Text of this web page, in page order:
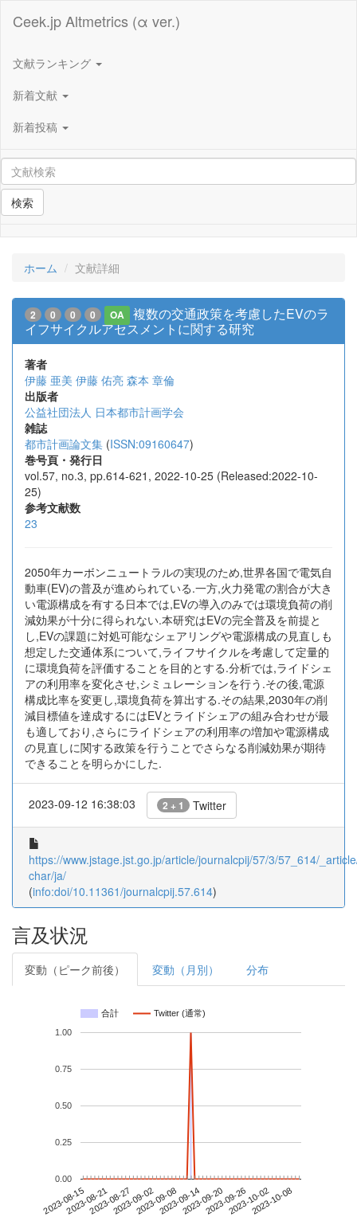
Ceek.jp Altmetrics (α ver.)
文献ランキング
新着文献
新着投稿
検索
ホーム 文献詳細
2 0 0 0 OA
複数の交通政策を考慮したEVのラ
イフサイクルアセスメントに関する研究
著者
伊藤 亜美 伊藤 佑亮 森本 章倫
出版者
公益社団法人 日本都市計画学会
雑誌
都市計画論文集 (ISSN:09160647)
巻号頁・発行日
vol.57, no.3, pp.614-621, 2022-10-25 (Released:2022-10-
25)
参考文献数
23
2050年カーボンニュートラルの実現のため,世界各国で電気自
動車(EV)の普及が進められている.一方,火力発電の割合が大き
い電源構成を有する日本では,EVの導入のみでは環境負荷の削
減効果が十分に得られない.本研究はEVの完全普及を前提と
し,EVの課題に対処可能なシェアリングや電源構成の見直しも
想定した交通体系について,ライフサイクルを考慮して定量的
に環境負荷を評価することを目的とする.分析では,ライドシェ
アの利用率を変化させ,シミュレーションを行う.その後,電源
構成比率を変更し,環境負荷を算出する.その結果,2030年の削
減目標値を達成するにはEVとライドシェアの組み合わせが最
も適しており,さらにライドシェアの利用率の増加や電源構成
の見直しに関する政策を行うことでさらなる削減効果が期待
できることを明らかにした.
2023-09-12 16:38:03 2 + 1 Twitter
https://www.jstage.jst.go.jp/article/journalcpij/57/3/57_614/
char/ja/
(info:doi/10.11361/journalcpij.57.614)
言及状況
変動（ピーク前後） 変動（月別） 分布
合計 Twitter (通常)
2023-08-152023-08-212023-08-272023-09-022023-09-082023-09-142023-09-202023-09-262023-10-022023-10-08
0.00
0.25
0.50
0.75
1.00